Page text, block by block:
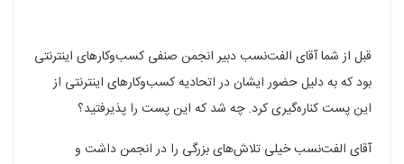
قبل از شما آقای الفت‌نسب دبیر انجمن صنفی کسب‌وکار‌های اینترنتی
بود که به دلیل حضور ایشان در اتحادیه کسب‌وکار‌های اینترنتی از
این پست کناره‌گیری کرد. چه شد که این پست را پذیرفتید؟
آقای الفت‌نسب خیلی تلاش‌های بزرگی را در انجمن داشت و